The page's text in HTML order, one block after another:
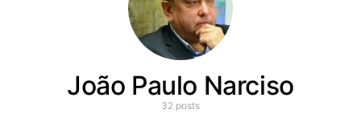
João Paulo Narciso
32 posts